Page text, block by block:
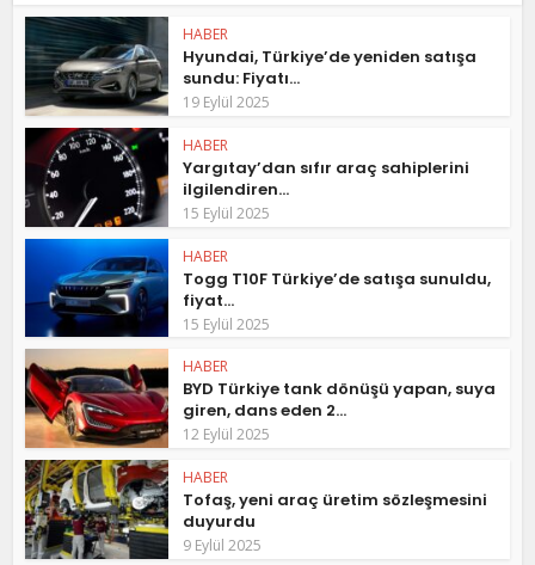
HABER
Hyundai, Türkiye’de yeniden satışa
sundu: Fiyatı...
19 Eylül 2025
HABER
Yargıtay’dan sıfır araç sahiplerini
ilgilendiren...
15 Eylül 2025
HABER
Togg T10F Türkiye’de satışa sunuldu,
fiyat...
15 Eylül 2025
HABER
BYD Türkiye tank dönüşü yapan, suya
giren, dans eden 2...
12 Eylül 2025
HABER
Tofaş, yeni araç üretim sözleşmesini
duyurdu
9 Eylül 2025